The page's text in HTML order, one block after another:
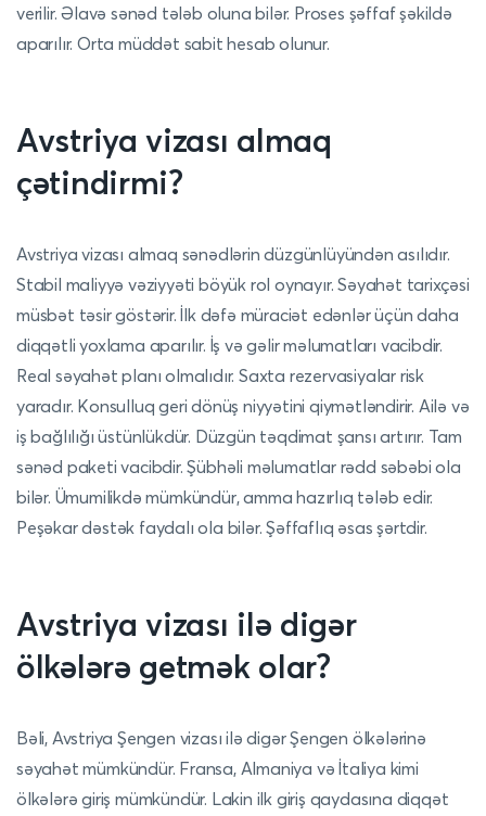
verilir. Əlavə sənəd tələb oluna bilər. Proses şəffaf şəkildə
aparılır. Orta müddət sabit hesab olunur.
Avstriya vizası almaq
çətindirmi?
Avstriya vizası almaq sənədlərin düzgünlüyündən asılıdır.
Stabil maliyyə vəziyyəti böyük rol oynayır. Səyahət tarixçəsi
müsbət təsir göstərir. İlk dəfə müraciət edənlər üçün daha
diqqətli yoxlama aparılır. İş və gəlir məlumatları vacibdir.
Real səyahət planı olmalıdır. Saxta rezervasiyalar risk
yaradır. Konsulluq geri dönüş niyyətini qiymətləndirir. Ailə və
iş bağlılığı üstünlükdür. Düzgün təqdimat şansı artırır. Tam
sənəd paketi vacibdir. Şübhəli məlumatlar rədd səbəbi ola
bilər. Ümumilikdə mümkündür, amma hazırlıq tələb edir.
Peşəkar dəstək faydalı ola bilər. Şəffaflıq əsas şərtdir.
Avstriya vizası ilə digər
ölkələrə getmək olar?
Bəli, Avstriya Şengen vizası ilə digər Şengen ölkələrinə
səyahət mümkündür. Fransa, Almaniya və İtaliya kimi
ölkələrə giriş mümkündür. Lakin ilk giriş qaydasına diqqət